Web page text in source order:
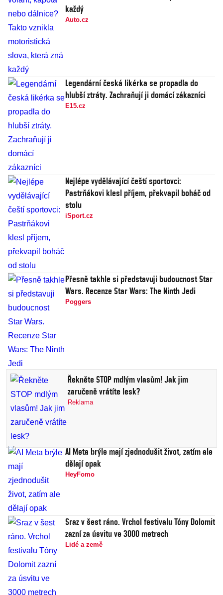
každý
Auto.cz
Legendární česká likérka se propadla do
hlubší ztráty. Zachraňují ji domácí zákazníci
E15.cz
Nejlépe vydělávající čeští sportovci:
Pastrňákovi klesl příjem, překvapil boháč od
stolu
iSport.cz
Přesně takhle si představuji budoucnost Star
Wars. Recenze Star Wars: The Ninth Jedi
Poggers
Řekněte STOP mdlým vlasům! Jak jim
zaručeně vrátíte lesk?
Reklama
AI Meta brýle mají zjednodušit život, zatím ale
dělají opak
HeyFomo
Sraz v šest ráno. Vrchol festivalu Tóny Dolomit
zazní za úsvitu ve 3000 metrech
Lidé a země